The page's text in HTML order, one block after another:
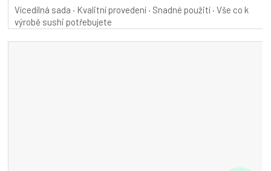
Vícedílná sada · Kvalitní provedení · Snadné použití · Vše co k
výrobě sushi potřebujete